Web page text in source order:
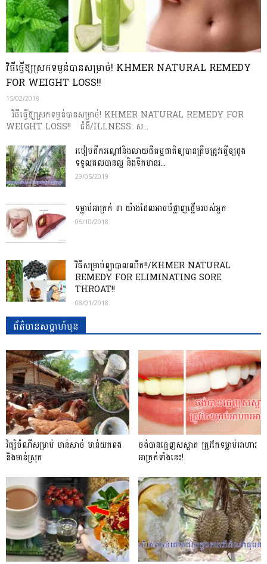
វិធីធ្វើឱ្យស្រកទម្ងន់បានសម្រាច់! KHMER NATURAL REMEDY
FOR WEIGHT LOSS!!
15/02/2018
វិធីធ្វើឱ្យស្រកទម្ងន់បានសម្រាច់! KHMER NATURAL REMEDY FOR
WEIGHT LOSS!! ជំងឺ/ILLNESS: ស...
របៀបជីករណ្តៅនិងលាយជីធម្មជាតិឲ្យបានត្រឹមត្រូវធ្វើឲ្យដូង
ទទួលផលបានល្អ និង​ទឹក​មាន​រ...
29/05/2019
ទម្លាប់អាក្រក់ ៣ យ៉ាងដែលអាចបំផ្លាញថ្លើមរបស់អ្នក
05/10/2018
វិធីសម្រាប់ព្យាបាលឈឺក!!/KHMER NATURAL
REMEDY FOR ELIMINATING SORE
THROAT!!
08/01/2018
ព័ត៌មានសប្តាហ៍មុន
វិផ្សំចំណីសម្រាប់ មាន់សាច់ មាន់យកពង
និងមាន់ស្រុក
ចង់បានធ្មេញសស្អាត ត្រូវកែទម្លាប់អាហារ
អាក្រក់ទាំងនេះ!